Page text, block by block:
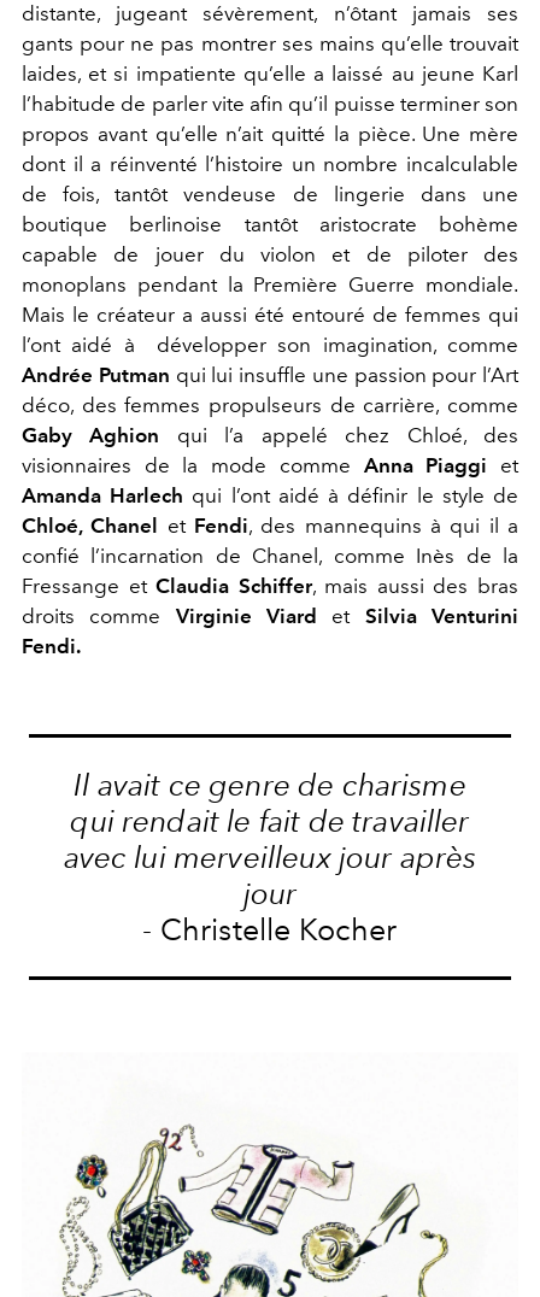
distante, jugeant sévèrement, n’ôtant jamais ses
gants pour ne pas montrer ses mains qu’elle trouvait
laides, et si impatiente qu’elle a laissé au jeune Karl
l’habitude de parler vite afin qu’il puisse terminer son
propos avant qu’elle n’ait quitté la pièce. Une mère
dont il a réinventé l’histoire un nombre incalculable
de fois, tantôt vendeuse de lingerie dans une
boutique berlinoise tantôt aristocrate bohème
capable de jouer du violon et de piloter des
monoplans pendant la Première Guerre mondiale.
Mais le créateur a aussi été entouré de femmes qui
l’ont aidé à développer son imagination, comme
Andrée Putman qui lui insuffle une passion pour l’Art
déco, des femmes propulseurs de carrière, comme
Gaby Aghion qui l’a appelé chez Chloé, des
visionnaires de la mode comme Anna Piaggi et
Amanda Harlech qui l’ont aidé à définir le style de
Chloé, Chanel et Fendi, des mannequins à qui il a
confié l’incarnation de Chanel, comme Inès de la
Fressange etClaudia Schiffer, mais aussi des bras
droits comme Virginie Viard et Silvia Venturini
Fendi.
Il avait ce genre de charisme
qui rendait le fait de travailler
avec lui merveilleux jour après
jour
- Christelle Kocher